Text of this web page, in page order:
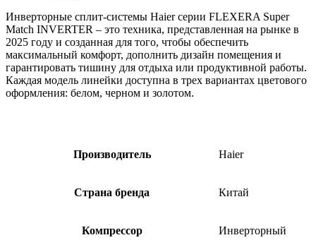
Инверторные сплит-системы Haier серии FLEXERA Super
Match INVERTER – это техника, представленная на рынке в
2025 году и созданная для того, чтобы обеспечить
максимальный комфорт, дополнить дизайн помещения и
гарантировать тишину для отдыха или продуктивной работы.
Каждая модель линейки доступна в трех вариантах цветового
оформления: белом, черном и золотом.
Производитель Haier
Страна бренда Китай
Компрессор Инверторный